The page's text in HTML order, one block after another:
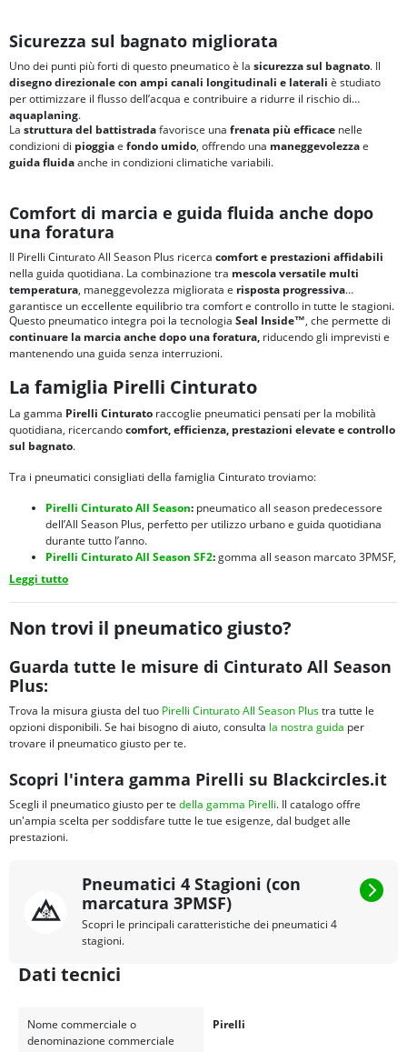
Sicurezza sul bagnato migliorata
Uno dei punti più forti di questo pneumatico è la sicurezza sul bagnato. Il
disegno direzionale con ampi canali longitudinali e laterali è studiato
per ottimizzare il flusso dell’acqua e contribuire a ridurre il rischio di
aquaplaning.
La struttura del battistradafavorisce una frenata più efficace nelle
condizioni di pioggiae fondo umido, offrendo una maneggevolezzae
guida fluidaanche in condizioni climatiche variabili.
Comfort di marcia e guida fluida anche dopo
una foratura
Il Pirelli Cinturato All Season Plus ricerca comfort e prestazioni affidabili
nella guida quotidiana. La combinazione tra mescola versatile multi
temperatura, maneggevolezza migliorata e risposta progressiva
garantisce un eccellente equilibrio tra comfort e controllo in tutte le stagioni.
Questo pneumatico integra poi la tecnologia Seal Inside™, che permette di
continuare la marcia anche dopo una foratura, riducendo gli imprevisti e
mantenendo una guida senza interruzioni.
La famiglia Pirelli Cinturato
La gamma Pirelli Cinturato raccoglie pneumatici pensati per la mobilità
quotidiana, ricercandocomfort, efficienza, prestazioni elevate e controllo
sul bagnato.
Tra i pneumatici consigliati della famiglia Cinturato troviamo:
Pirelli Cinturato All Season: pneumatico all season predecessore
dell’All Season Plus, perfetto per utilizzo urbano e guida quotidiana
durante tutto l’anno.
Pirelli Cinturato All Season SF2:gomma all season marcato 3PMSF,
progettato per prestazioni elevate per sicurezza, comfort e controllo
in tutte le stagioni.
Pirelli Cinturato All Season SF3:pneumatico 4 stagioni marcato
3PMSF, con prestazioni bilanciate anche su bagnato e neve e ridotta
rumorosità.
annuale touring, con eccellenti prestazioni sul bagnato e rumorosità
ridotta.
Pirelli Cinturato P1 Verde:estivo per city car e compatte, focalizzato
su efficienza energetica e praticità d’uso.
Pirelli Cinturato P7
estivo touring per berline e crossover premium,
con focus su comfort, sicurezza e controllo preciso nella guida
quotidiana.
Pirelli Cinturato P7 (P7C2):evoluzione del Cinturato P7, progettato
per elevate performance, guida fluida e silenziosa.
Pirelli Cinturato P7 Blue:versione estiva orientata a prestazioni
premium, frenata sul bagnato ed efficienza.
basse temperature.
Pirelli Cinturato Winter 2:pneumatico invernale con certificazione
3PMSF, focalizzata su capacità di frenata, maneggevolezza e comfort
acustico in tutte le condizioni invernali.
Leggi tutto
Non trovi il pneumatico giusto?
Guarda tutte le misure di Cinturato All Season
Plus:
Trova la misura giusta del tuo Pirelli Cinturato All Season Plustra tutte le
opzioni disponibili. Se hai bisogno di aiuto, consulta la nostra guida per
trovare il pneumatico giusto per te.
Scopri l'intera gamma Pirelli su Blackcircles.it
Scegli il pneumatico giusto per te della gamma Pirelli. Il catalogo offre
un'ampia scelta per soddisfare tutte le tue esigenze, dal budget alle
prestazioni.
Pneumatici 4 Stagioni (con
marcatura 3PMSF)
Scopri le principali caratteristiche dei pneumatici 4
stagioni.
Dati tecnici
Nome commerciale o
denominazione commerciale
Pirelli